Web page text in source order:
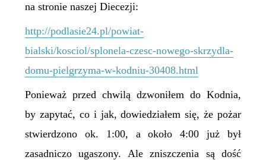
na stronie naszej Diecezji:
http://podlasie24.pl/powiat-
bialski/kosciol/splonela-czesc-nowego-skrzydla-
domu-pielgrzyma-w-kodniu-30408.html
Ponieważ przed chwilą dzwoniłem do Kodnia,
by zapytać, co i jak, dowiedziałem się, że pożar
stwierdzono ok. 1:00, a około 4:00 już był
zasadniczo ugaszony. Ale zniszczenia są dość